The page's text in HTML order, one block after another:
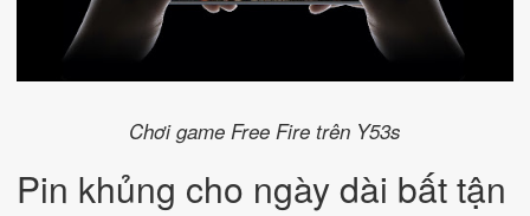
Chơi game Free Fire trên Y53s
Pin khủng cho ngày dài bất tận